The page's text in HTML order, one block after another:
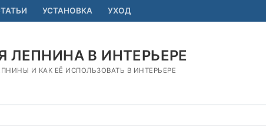
УСТАНОВКА УХОД
ЛЕПНИНА В ИНТЕРЬЕРЕ
И КАК ЕЁ ИСПОЛЬЗОВАТЬ В ИНТЕРЬЕРЕ